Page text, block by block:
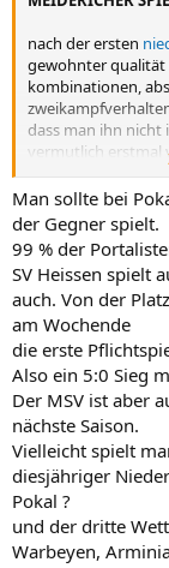
nach der ersten
gewohnter qualität
kombinationen,
dass man ihn nicht
vermutlich
geschichte.
das zweite
wanheim 1900 5 :
NRP qualifizieren).
Man sollte bei
der Gegner spielt.
99 % der
SV Heissen spielt
auch. Von der
am Wochende
die erste
Also ein 5:0 Sieg
Der MSV ist aber
nächste Saison.
Vielleicht spielt
diesjähriger
Pokal ?
und der dritte
Warbeyen,